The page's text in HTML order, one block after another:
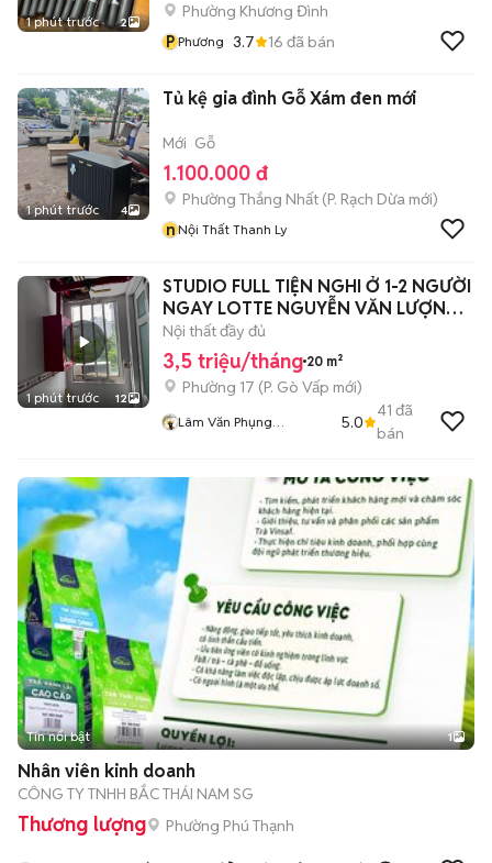
1 phút trước 2
Phường Khương Đình
P Phương 3.7 16 đã bán
1 phút trước 4
Tủ kệ gia đình Gỗ Xám đen mới
Mới Gỗ
1.100.000 đ
Phường Thắng Nhất (P. Rạch Dừa mới)
nNội Thất Thanh Ly
1 phút trước 12
STUDIO FULL TIỆN NGHI Ở 1-2 NGƯỜI
NGAY LOTTE NGUYỄN VĂN LƯỢNG
🔥
Nội thất đầy đủ
3,5 triệu/tháng 20 m²
Phường 17 (P. Gò Vấp mới)
Lâm Văn Phụng
5.0
41 đã
bán
Tin nổi bật 1
Nhân viên kinh doanh
CÔNG TY TNHH BẮC THÁI NAM SG
Thương lượng Phường Phú Thạnh